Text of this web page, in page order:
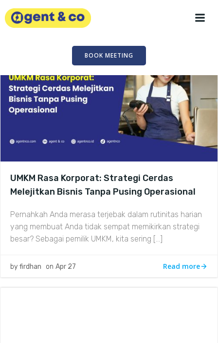
BOOK MEETING
UMKM Rasa Korporat: Strategi Cerdas
Melejitkan Bisnis Tanpa Pusing Operasional
Pernahkah Anda merasa terjebak dalam rutinitas harian
yang membuat Anda tidak sempat memikirkan strategi
besar? Sebagai pemilik UMKM, kita sering […]
by firdhan on Apr 27 Read more